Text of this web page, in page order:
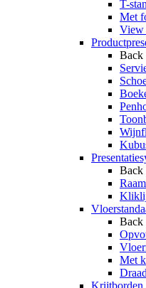
T-
Met
Back
Back
Back
Met
Krijtborden